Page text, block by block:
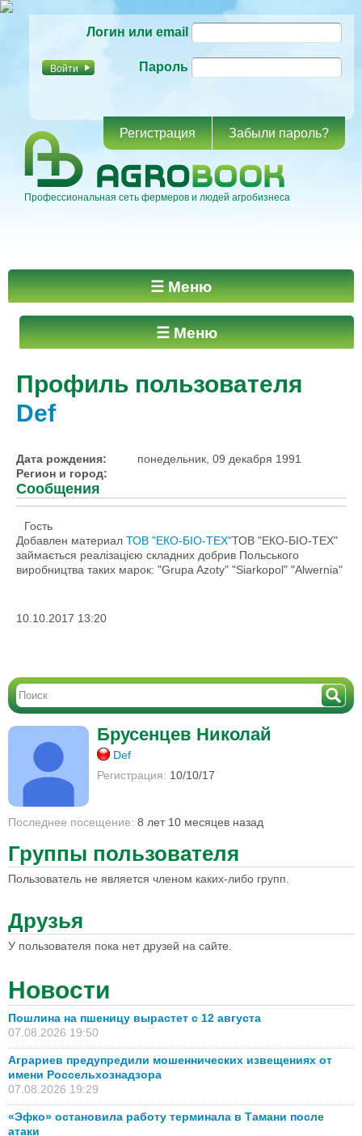
основному
Логин или email
Пароль
Регистрация Забыли пароль?
Профессиональная сеть фермеров и людей агробизнеса
Главное меню ☰ Меню
☰ Меню
Профиль пользователя
Def
Дата рождения:
понедельник, 09 декабря 1991
Регион и город:
Сообщения
Гость
Добавлен материал ТОВ "ЕКО-БІО-ТЕХ"ТОВ "ЕКО-БІО-ТЕХ"
займається реалізацією складних добрив Польського
виробництва таких марок: "Grupa Azoty" "Siarkopol" "Alwernia"
10.10.2017 13:20
Брусенцев Николай
Def
Регистрация: 10/10/17
Последнее посещение: 8 лет 10 месяцев назад
Группы пользователя
Пользователь не является членом каких-либо групп.
Друзья
У пользователя пока нет друзей на сайте.
Новости
Пошлина на пшеницу вырастет с 12 августа
07.08.2026 19:50
Аграриев предупредили мошеннических извещениях от
имени Россельхознадзора
07.08.2026 19:29
«Эфко» остановила работу терминала в Тамани после
атаки